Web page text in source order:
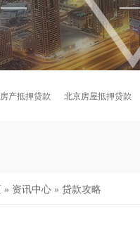
房产抵押贷款 北京房屋抵押贷款
» 资讯中心 » 贷款攻略